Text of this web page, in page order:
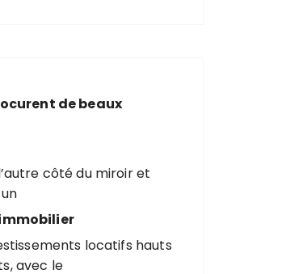
de beaux
côté du miroir et
locatifs hauts
avec le